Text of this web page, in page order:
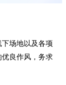
场地以及各项
良作风，务求